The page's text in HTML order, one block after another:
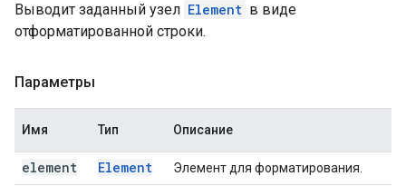
Выводит заданный узел Element в виде
отформатированной строки.
Параметры
Имя Тип Описание
element Element Элемент для форматирования.